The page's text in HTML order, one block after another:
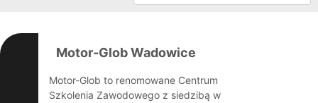
Motor-Glob Wadowice
Motor-Glob to renomowane Centrum
Szkolenia Zawodowego z siedzibą w